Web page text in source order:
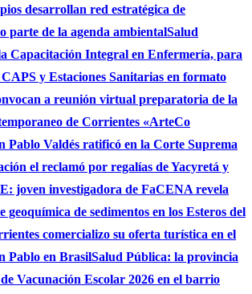
desarrollan red estratégica de
parte de la agenda ambientalSalud
Capacitación Integral en Enfermería, para
CAPS y Estaciones Sanitarias en formato
a reunión virtual preparatoria de la
de Corrientes «ArteCo
Pablo Valdés ratificó en la Corte Suprema
el reclamó por regalías de Yacyretá y
joven investigadora de FaCENA revela
geoquímica de sedimentos en los Esteros del
comercializo su oferta turística en el
Pablo en BrasilSalud Pública: la provincia
Vacunación Escolar 2026 en el barrio